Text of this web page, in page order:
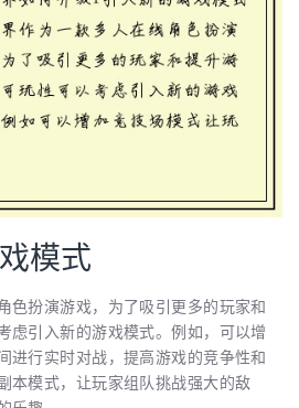
模式
色扮演游戏，为了吸引更多的玩家和
虑引入新的游戏模式。例如，可以增
进行实时对战，提高游戏的竞争性和
本模式，让玩家组队挑战强大的敌